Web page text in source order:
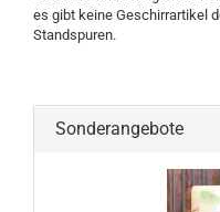
es gibt keine Geschirrartikel
Standspuren.
Sonderangebote